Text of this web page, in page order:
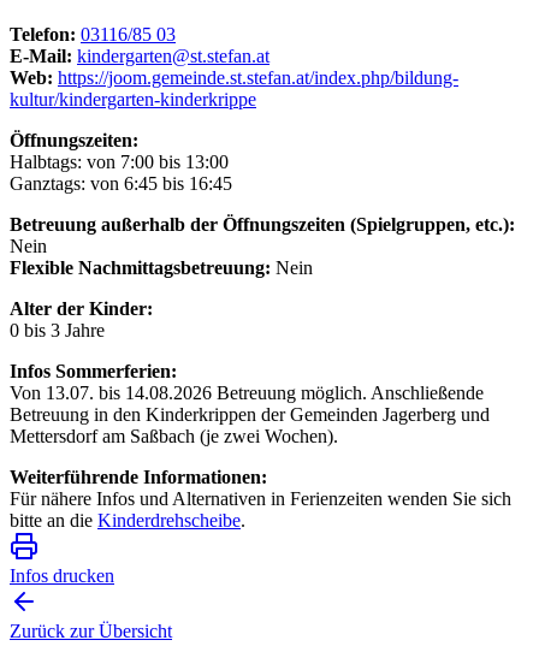
Telefon: 03116/85 03
E-Mail: kindergarten@st.stefan.at
Web: https://joom.gemeinde.st.stefan.at/index.php/bildung-
kultur/kindergarten-kinderkrippe
Öffnungszeiten:
Halbtags: von 7:00 bis 13:00
Ganztags: von 6:45 bis 16:45
Betreuung außerhalb der Öffnungszeiten (Spielgruppen, etc.):
Nein
Flexible Nachmittagsbetreuung: Nein
Alter der Kinder:
0 bis 3 Jahre
Infos Sommerferien:
Von 13.07. bis 14.08.2026 Betreuung möglich. Anschließende
Betreuung in den Kinderkrippen der Gemeinden Jagerberg und
Mettersdorf am Saßbach (je zwei Wochen).
Weiterführende Informationen:
Für nähere Infos und Alternativen in Ferienzeiten wenden Sie sich
bitte an die Kinderdrehscheibe.
Infos drucken
Zurück zur Übersicht